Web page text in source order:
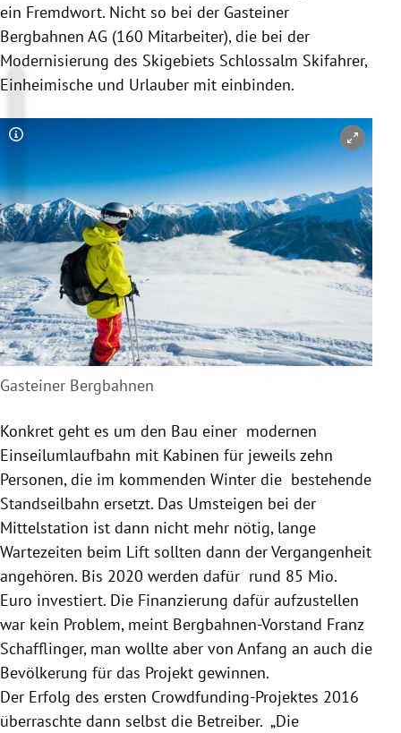
ein Fremdwort. Nicht so bei der Gasteiner
Bergbahnen AG (160 Mitarbeiter), die bei der
Modernisierung des Skigebiets Schlossalm Skifahrer,
Einheimische und Urlauber mit einbinden.
Copyright-Hinweis öffnen/schließen
Gasteiner Bergbahnen
Konkret geht es um den Bau einer modernen
Einseilumlaufbahn mit Kabinen für jeweils zehn
Personen, die im kommenden Winter die bestehende
Standseilbahn ersetzt. Das Umsteigen bei der
Mittelstation ist dann nicht mehr nötig, lange
Wartezeiten beim Lift sollten dann der Vergangenheit
angehören. Bis 2020 werden dafür rund 85 Mio.
Euro investiert. Die Finanzierung dafür aufzustellen
war kein Problem, meint Bergbahnen-Vorstand Franz
Schafflinger, man wollte aber von Anfang an auch die
Bevölkerung für das Projekt gewinnen.
Der Erfolg des ersten Crowdfunding-Projektes 2016
überraschte dann selbst die Betreiber. „Die